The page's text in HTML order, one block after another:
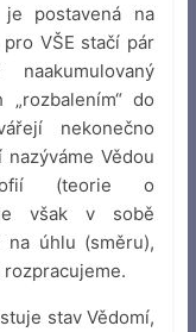
je postavená na
VŠE stačí pár
do
nekonečno
Vědou
(teorie o
je však v sobě
na úhlu (směru),
stav Vědomí,